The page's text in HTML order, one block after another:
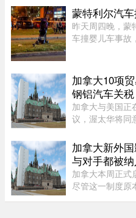
均为66起火灾，
蒙特利尔汽
昨天周四晚，蒙
车撞婴儿车事故
辆汽车撞上一辆
加拿大10项
钢铝汽车关税
加拿大与美国正
议，渥太华将同
新一轮关税的日
球邮报》据三位
加拿大新外
与对手都被
加拿大本周正式
尽管这一制度原